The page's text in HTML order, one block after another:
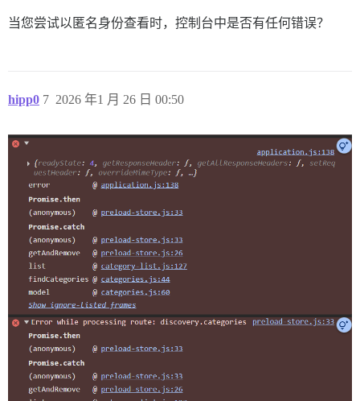
当您尝试以匿名身份查看时，控制台中是否有任何错误？
hipp0 2026 年1 月 26 日 00:50
7